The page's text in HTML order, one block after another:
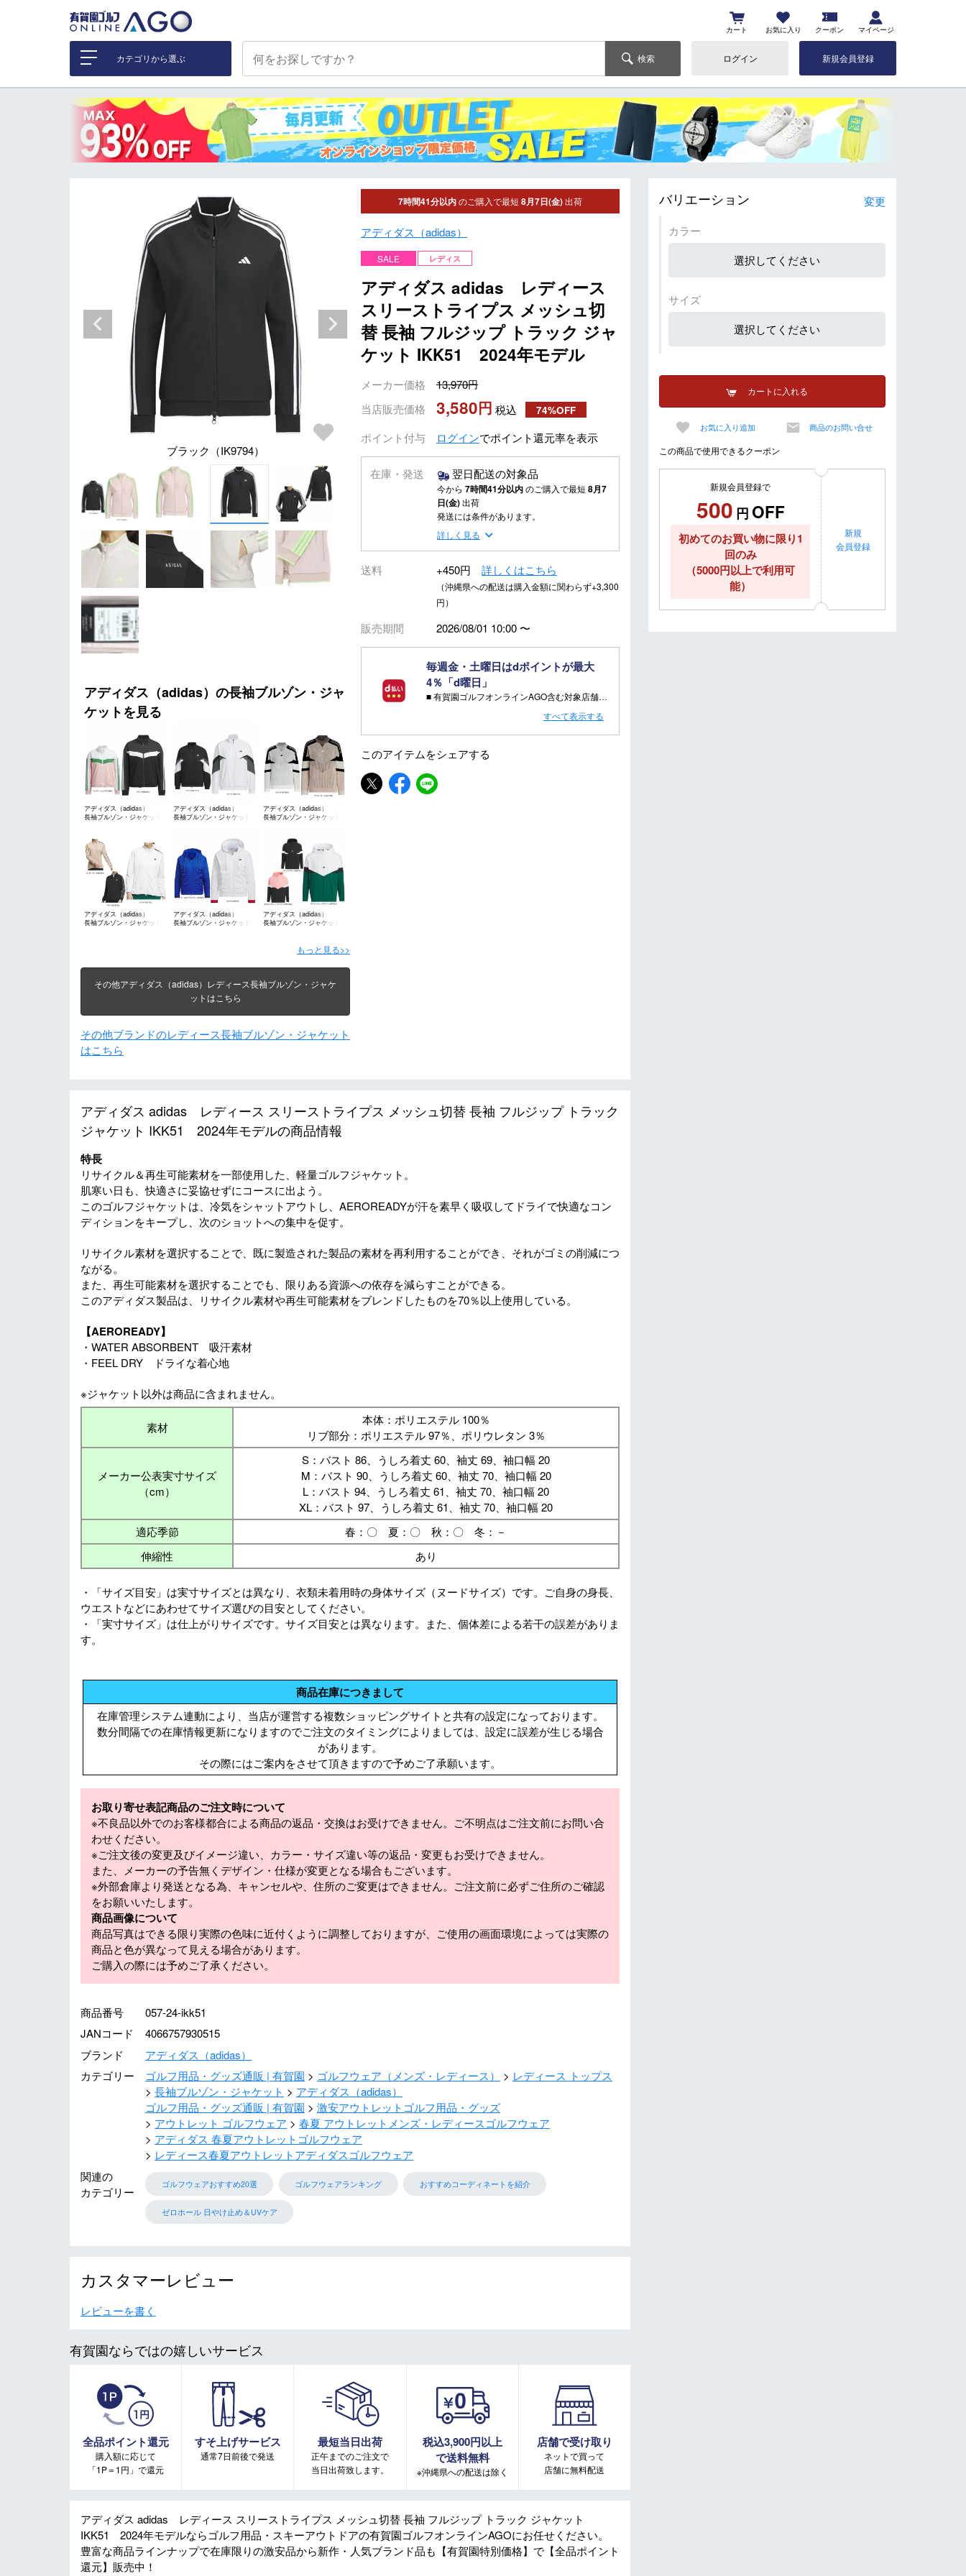
カート お気に入り クーポン マイページ
カテゴリから選ぶ 検索 ログイン 新規会員登録
ブラック（IK9794）
アディダス（adidas）の長袖ブルゾン・ジャ
ケットを見る
アディダス（adidas）
長袖ブルゾン・ジャケット
アディダス（adidas）
長袖ブルゾン・ジャケット
アディダス（adidas）
長袖ブルゾン・ジャケット
アディダス（adidas）
長袖ブルゾン・ジャケット
アディダス（adidas）
長袖ブルゾン・ジャケット
アディダス（adidas）
長袖ブルゾン・ジャケット
もっと見る>>
その他アディダス（adidas）レディース長袖ブルゾン・ジャケ
ットはこちら
その他ブランドのレディース長袖ブルゾン・ジャケット
はこちら
7時間41分以内のご購入で最短 8月7日(金)出荷
アディダス（adidas）
SALE レディス
アディダス adidas レディース
スリーストライプス メッシュ切
替 長袖 フルジップ トラック ジャ
ケット IKK51 2024年モデル
メーカー価格
13,970
当店販売価格
3,580 税込 74%OFF
ポイント付与 ログインでポイント還元率を表示
在庫・発送 翌日配送の対象品
今から 7時間41分以内のご購入で最短 8月7
日(金)出荷
発送には条件があります。
詳しく見る
送料 +450円 詳しくはこちら
（沖縄県への配送は購入金額に関わらず+3,300
円）
販売期間 2026/08/01 10:00 〜
毎週金・土曜日はdポイントが最大
4％「d曜日」
■ 有賀園ゴルフオンラインAGO含む対象店舗で金・土曜日にd支払いをすると
■ キャンペーン期間：毎週 金・土曜日 AM 0:00 - PM 23:59
注意事項：
・有賀園ゴルフ実店舗での開催はございません。
すべて表示する
このアイテムをシェアする
アディダス adidas レディース スリーストライプス メッシュ切替 長袖 フルジップ トラック
ジャケット IKK51 2024年モデルの商品情報
特長
リサイクル＆再生可能素材を一部使用した、軽量ゴルフジャケット。
肌寒い日も、快適さに妥協せずにコースに出よう。
このゴルフジャケットは、冷気をシャットアウトし、AEROREADYが汗を素早く吸収してドライで快適なコン
ディションをキープし、次のショットへの集中を促す。
リサイクル素材を選択することで、既に製造された製品の素材を再利用することができ、それがゴミの削減につ
ながる。
また、再生可能素材を選択することでも、限りある資源への依存を減らすことができる。
このアディダス製品は、リサイクル素材や再生可能素材をブレンドしたものを70％以上使用している。
【AEROREADY】
・WATER ABSORBENT 吸汗素材
・FEEL DRY ドライな着心地
※ジャケット以外は商品に含まれません。
素材
本体：ポリエステル 100％
リブ部分：ポリエステル 97％、ポリウレタン 3％
メーカー公表実寸サイズ
（cm）
S：バスト 86、うしろ着丈 60、袖丈 69、袖口幅 20
M：バスト 90、うしろ着丈 60、袖丈 70、袖口幅 20
L：バスト 94、うしろ着丈 61、袖丈 70、袖口幅 20
XL：バスト 97、うしろ着丈 61、袖丈 70、袖口幅 20
適応季節
春：〇 夏：〇 秋：〇 冬：－
伸縮性
あり
・「サイズ目安」は実寸サイズとは異なり、衣類未着用時の身体サイズ（ヌードサイズ）です。ご自身の身長、
ウエストなどにあわせてサイズ選びの目安としてください。
・「実寸サイズ」は仕上がりサイズです。サイズ目安とは異なります。また、個体差による若干の誤差がありま
す。
商品在庫につきまして
在庫管理システム連動により、当店が運営する複数ショッピングサイトと共有の設定になっております。
数分間隔での在庫情報更新になりますのでご注文のタイミングによりましては、設定に誤差が生じる場合
があります。
その際にはご案内をさせて頂きますので予めご了承願います。
お取り寄せ表記商品のご注文時について
※不良品以外でのお客様都合による商品の返品・交換はお受けできません。ご不明点はご注文前にお問い合
わせください。
※ご注文後の変更及びイメージ違い、カラー・サイズ違い等の返品・変更もお受けできません。
また、メーカーの予告無くデザイン・仕様が変更となる場合もございます。
※外部倉庫より発送となる為、キャンセルや、住所のご変更はできません。ご注文前に必ずご住所のご確認
をお願いいたします。
商品画像について
商品写真はできる限り実際の色味に近付くように調整しておりますが、ご使用の画面環境によっては実際の
商品と色が異なって見える場合があります。
ご購入の際には予めご了承ください。
商品番号
057-24-ikk51
JANコード
4066757930515
ブランド
アディダス（adidas）
カテゴリー
ゴルフ用品・グッズ通販 | 有賀園 ゴルフウェア（メンズ・レディース）
レディース トップス
長袖ブルゾン・ジャケット
アディダス（adidas）
ゴルフ用品・グッズ通販 | 有賀園
激安アウトレットゴルフ用品・グッズ
アウトレット ゴルフウェア
春夏 アウトレットメンズ・レディースゴルフウェア
アディダス 春夏アウトレットゴルフウェア
レディース春夏アウトレットアディダスゴルフウェア
関連の
カテゴリー
ゴルフウェアおすすめ20選 ゴルフウェアランキング おすすめコーディネートを紹介
ゼロホール 日やけ止め＆UVケア
カスタマーレビュー
レビューを書く
有賀園ならではの嬉しいサービス
全品ポイント還元
購入額に応じて
「1P＝1円」で還元
すそ上げサービス
通常7日前後で発送
最短当日出荷
正午までのご注文で
当日出荷致します。
税込3,900円以上
で送料無料
※沖縄県への配送は除く
店舗で受け取り
ネットで買って
店舗に無料配送
アディダス adidas レディース スリーストライプス メッシュ切替 長袖 フルジップ トラック ジャケット
IKK51 2024年モデルならゴルフ用品・スキーアウトドアの有賀園ゴルフオンラインAGOにお任せください。
豊富な商品ラインナップで在庫限りの激安品から新作・人気ブランド品も【有賀園特別価格】で【全品ポイント
還元】販売中！
バリエーション
変更
カラー
選択してください
サイズ
選択してください
カートに入れる
お気に入り追加 商品のお問い合せ
この商品で使用できるクーポン
新規会員登録で
500 円 OFF
初めてのお買い物に限り1
回のみ
（5000円以上で利用可
能）
新規
会員登録